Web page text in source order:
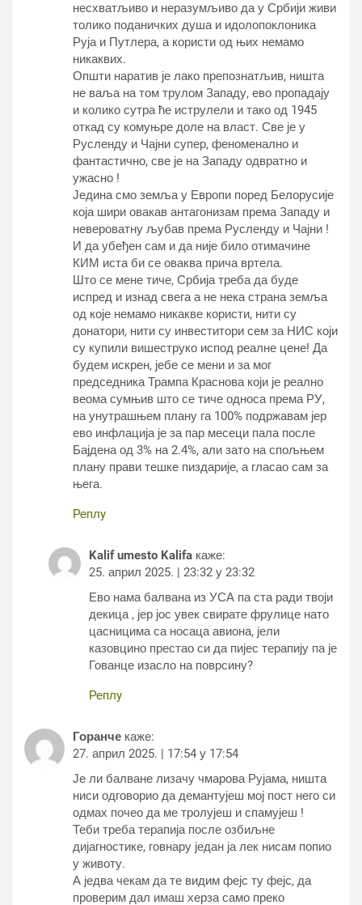
несхватљиво и неразумљиво да у Србији живи
толико поданичких душа и идолопоклоника
Руја и Путлера, а користи од њих немамо
никаквих.
Општи наратив је лако препознатљив, ништа
не ваља на том трулом Западу, ево пропадају
и колико сутра ће иструлели и тако од 1945
откад су комуњре доле на власт. Све је у
Русленду и Чајни супер, феноменално и
фантастично, све је на Западу одвратно и
ужасно !
Једина смо земља у Европи поред Белорусије
која шири овакав антагонизам према Западу и
невероватну љубав према Русленду и Чајни !
И да убеђен сам и да није било отимачине
КИМ иста би се оваква прича вртела.
Што се мене тиче, Србија треба да буде
испред и изнад свега а не нека страна земља
од које немамо никакве користи, нити су
донатори, нити су инвеститори сем за НИС који
су купили вишеструко испод реалне цене! Да
будем искрен, јебе се мени и за мог
председника Трампа Краснова који је реално
веома сумњив што се тиче односа према РУ,
на унутрашњем плану га 100% подржавам јер
ево инфлација је за пар месеци пала после
Бајдена од 3% на 2.4%, али зато на спољњем
плану прави тешке пиздарије, а гласао сам за
њега.
Реплy
Kalif umesto Kalifa каже:
25. април 2025. | 23:32 у 23:32
Ево нама балвана из УСА па ста ради твоји
декица , јер јос увек свирате фрулице нато
цасницима са носаца авиона, јели
казовцино престао си да пијес терапију па је
Гованце изасло на поврсину?
Реплy
Горанче каже:
27. април 2025. | 17:54 у 17:54
Је ли балване лизачу чмарова Рујама, ништа
ниси одговорио да демантујеш мој пост него си
одмах почео да ме тролујеш и спамујеш !
Теби треба терапија после озбиљне
дијагностике, говнару један ја лек нисам попио
у животу.
А једва чекам да те видим фејс ту фејс, да
проверим дал имаш херза само преко